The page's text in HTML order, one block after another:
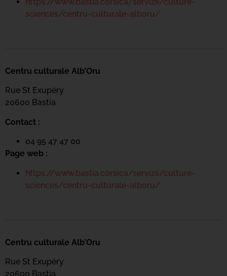
sciences/centru-culturale-alboru/
Centru culturale Alb’Oru
Rue St Exupéry
20600 Bastia
Contact :
04 95 47 47 00
Page web :
https://www.bastia.corsica/servizii/culture-
sciences/centru-culturale-alboru/
Centru culturale Alb’Oru
Rue St Exupéry
20600 Bastia